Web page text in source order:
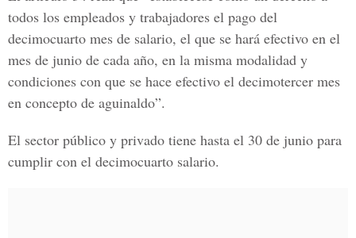
todos los empleados y trabajadores el pago del
decimocuarto mes de salario, el que se hará efectivo en el
mes de junio de cada año, en la misma modalidad y
condiciones con que se hace efectivo el decimotercer mes
en concepto de aguinaldo”.
El sector público y privado tiene hasta el 30 de junio para
cumplir con el decimocuarto salario.